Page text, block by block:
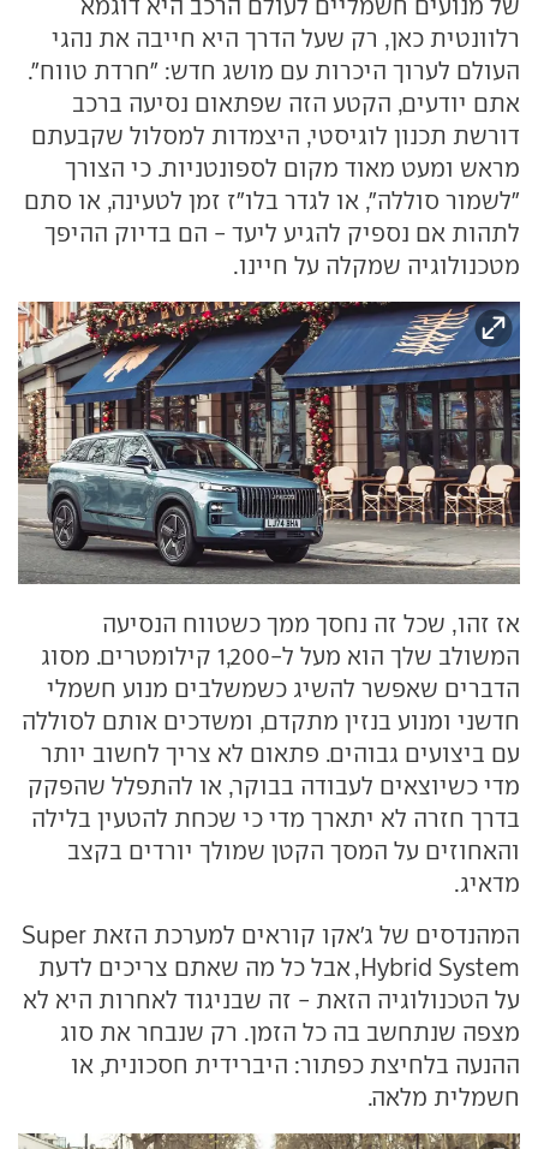
של מנועים חשמליים לעולם הרכב היא דוגמא
רלוונטית כאן, רק שעל הדרך היא חייבה את נהגי
העולם לערוך היכרות עם מושג חדש: "חרדת טווח".
אתם יודעים, הקטע הזה שפתאום נסיעה ברכב
דורשת תכנון לוגיסטי, היצמדות למסלול שקבעתם
מראש ומעט מאוד מקום לספונטניות. כי הצורך
"לשמור סוללה", או לגדר בלו"ז זמן לטעינה, או סתם
לתהות אם נספיק להגיע ליעד - הם בדיוק ההיפך
מטכנולוגיה שמקלה על חיינו.
אז זהו, שכל זה נחסך ממך כשטווח הנסיעה
המשולב שלך הוא מעל ל-1,200 קילומטרים. מסוג
הדברים שאפשר להשיג כשמשלבים מנוע חשמלי
חדשני ומנוע בנזין מתקדם, ומשדכים אותם לסוללה
עם ביצועים גבוהים. פתאום לא צריך לחשוב יותר
מדי כשיוצאים לעבודה בבוקר, או להתפלל שהפקק
בדרך חזרה לא יתארך מדי כי שכחת להטעין בלילה
והאחוזים על המסך הקטן שמולך יורדים בקצב
מדאיג.
המהנדסים של ג'אקו קוראים למערכת הזאת Super
Hybrid System, אבל כל מה שאתם צריכים לדעת
על הטכנולוגיה הזאת - זה שבניגוד לאחרות היא לא
מצפה שנתחשב בה כל הזמן. רק שנבחר את סוג
ההנעה בלחיצת כפתור: היברידית חסכונית, או
חשמלית מלאה.